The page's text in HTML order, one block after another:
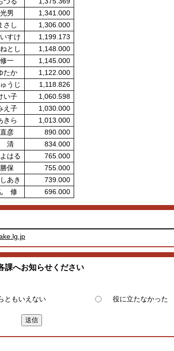
男
1,341.000
し
1,306.000
すけ
1,199.173
とし
1,148.000
一
1,145.000
たか
1,122.000
うじ
1,118.826
子
1,060.598
子
1,030.000
ら
1,013.000
彦
890.000
清
834.000
はる
765.000
保
755.000
あき
739.000
修
696.000
課へお知らせください
ともいえない 役に立たなかった